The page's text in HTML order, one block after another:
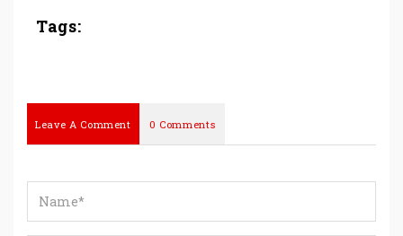
Tags:
Leave A Comment 0 Comments